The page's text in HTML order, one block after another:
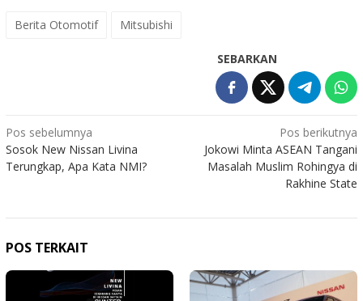
Berita Otomotif Mitsubishi
SEBARKAN
Navigasi
pos
Pos sebelumnya
Sosok New Nissan Livina
Terungkap, Apa Kata NMI?
Pos berikutnya
Jokowi Minta ASEAN Tangani
Masalah Muslim Rohingya di
Rakhine State
POS TERKAIT